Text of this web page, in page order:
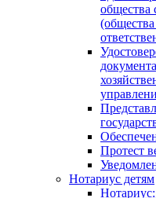
общества
Протест
Нотариус детям